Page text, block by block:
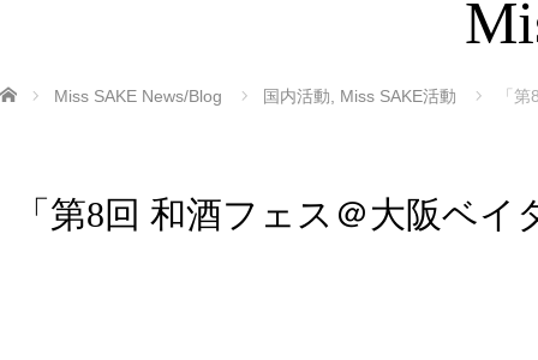
ホーム Miss SAKE News/Blog 国内活動 Miss SAKE活動 「
「第8回 和酒フェス＠大阪ベ